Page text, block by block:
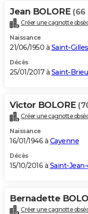
Jean BOLORE (66
Créer une cagnotte
Naissance
21/06/1950 à Saint-
Décès
25/01/2017 à Saint-
Victor BOLORE
Créer une cagnotte
Naissance
16/01/1946 à Cayenne
Décès
15/10/2016 à Saint-
Bernadette
Créer une cagnotte